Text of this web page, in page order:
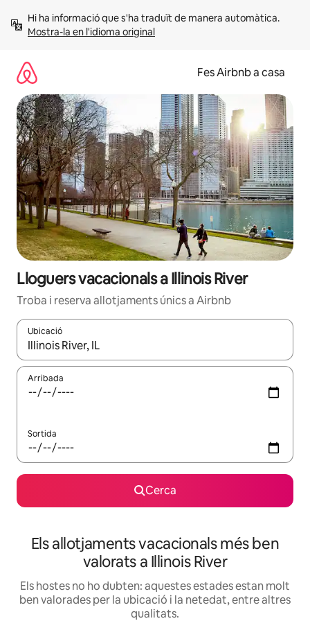
Mostra-la en l'idioma original
Fes Airbnb a casa
Lloguers vacacionals a Illinois River
Troba i reserva allotjaments únics a Airbnb
Ubicació
Quan els resultats estiguin disponibles, podràs navegar-hi a
Arribada
Sortida
Cerca
Els allotjaments vacacionals més ben
valorats a Illinois River
Els hostes no ho dubten: aquestes estades estan molt
ben valorades per la ubicació i la netedat, entre altres
qualitats.